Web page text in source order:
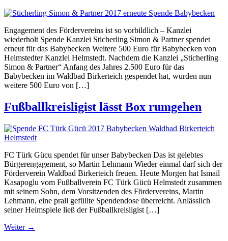
Engagement des Fördervereins ist so vorbildlich – Kanzlei
wiederholt Spende Kanzlei Sticherling Simon & Partner spendet
erneut für das Babybecken Weitere 500 Euro für Babybecken von
Helmstedter Kanzlei Helmstedt. Nachdem die Kanzlei „Sticherling
Simon & Partner“ Anfang des Jahres 2.500 Euro für das
Babybecken im Waldbad Birkerteich gespendet hat, wurden nun
weitere 500 Euro von […]
Fußballkreisligist lässt Box rumgehen
FC Türk Gücu spendet für unser Babybecken Das ist gelebtes
Bürgerengagement, so Martin Lehmann Wieder einmal darf sich der
Förderverein Waldbad Birkerteich freuen. Heute Morgen hat Ismail
Kasapoglu vom Fußballverein FC Türk Gücü Helmstedt zusammen
mit seinem Sohn, dem Vorsitzenden des Fördervereins, Martin
Lehmann, eine prall gefüllte Spendendose überreicht. Anlässlich
seiner Heimspiele ließ der Fußballkreisligist […]
Weiter →